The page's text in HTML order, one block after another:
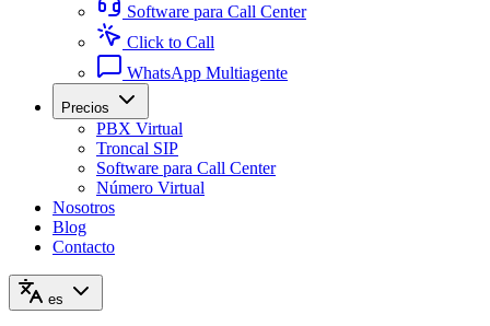
Software para Call Center
Click to Call
WhatsApp Multiagente
Precios
PBX Virtual
Troncal SIP
Software para Call Center
Número Virtual
Nosotros
Blog
Contacto
es